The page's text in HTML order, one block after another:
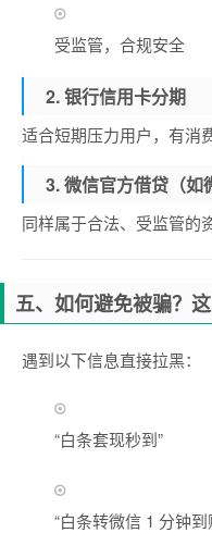
受监管，合规安全
2. 银行信用卡分期
适合短期压力用户，有消
3. 微信官方借贷（如
同样属于合法、受监管的
五、如何避免被骗？
遇到以下信息直接拉黑：
“白条套现秒到”
“白条转微信 1 分钟到